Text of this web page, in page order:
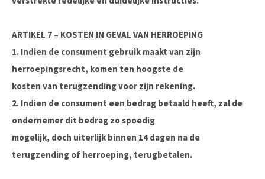
ARTIKEL 7 – KOSTEN IN GEVAL VAN HERROEPING
1. Indien de consument gebruik maakt van zijn
herroepingsrecht, komen ten hoogste de
kosten van terugzending voor zijn rekening.
2. Indien de consument een bedrag betaald heeft, zal de
ondernemer dit bedrag zo spoedig
mogelijk, doch uiterlijk binnen 14 dagen na de
terugzending of herroeping, terugbetalen.